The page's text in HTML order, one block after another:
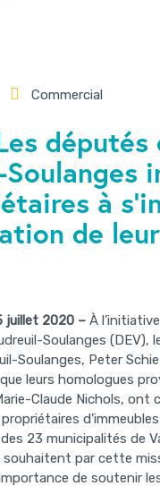
Commercial
députés
Soulanges
à
de leur
juillet 2020 – À
Soulanges (DEV),
Soulanges, Peter
leurs homologues
Claude Nichols, ont
23 municipalités de
souhaitent par cette
de soutenir